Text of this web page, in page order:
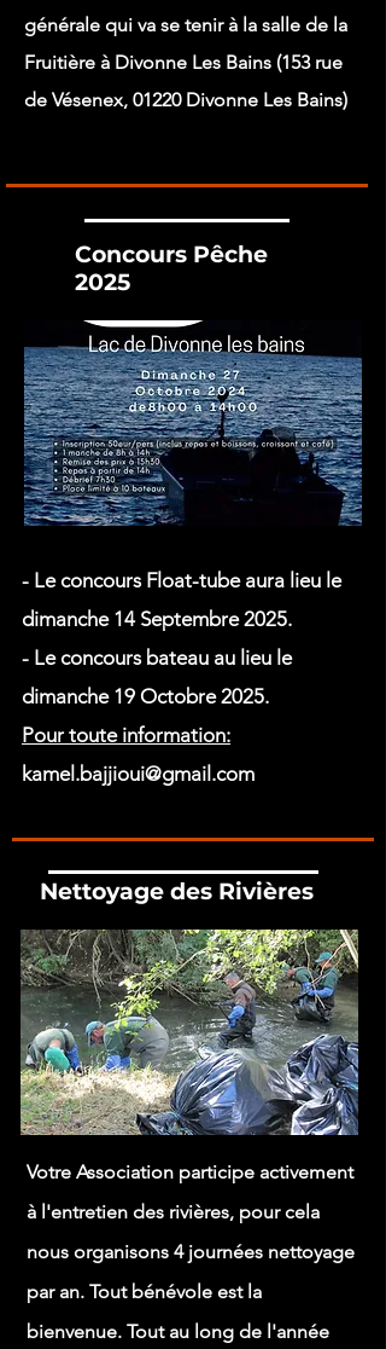
générale qui va se tenir à la salle de la
Fruitière à Divonne Les Bains (153 rue
de Vésenex, 01220 Divonne Les Bains)
Concours Pêche
2025
- Le concours Float-tube aura lieu le
dimanche 14 Septembre 2025.
- Le concours bateau au lieu le
dimanche 19 Octobre 2025.
Pour toute information:
kamel.bajjioui@gmail.com
Nettoyage des Rivières
Votre Association participe activement
à l'entretien des rivières, pour cela
nous organisons 4 journées nettoyage
par an. Tout bénévole est la
bienvenue. Tout au long de l'année